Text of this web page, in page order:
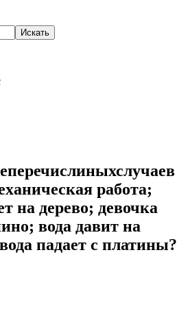
Искать
работа;
на дерево; девочка
вода давит на
падает с платины?